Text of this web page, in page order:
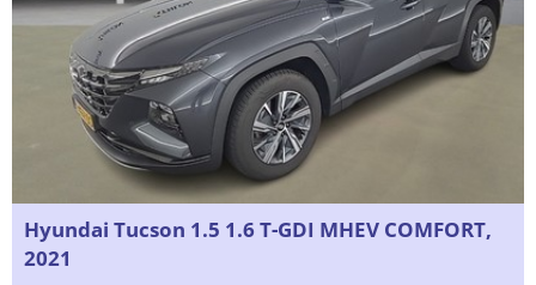
Hyundai Tucson 1.5 1.6 T-GDI MHEV COMFORT,
2021